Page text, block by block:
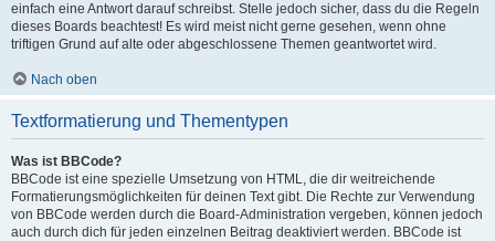
einfach eine Antwort darauf schreibst. Stelle jedoch sicher, dass du die Regeln
dieses Boards beachtest! Es wird meist nicht gerne gesehen, wenn ohne
triftigen Grund auf alte oder abgeschlossene Themen geantwortet wird.
Nach oben
Textformatierung und Thementypen
Was ist BBCode?
BBCode ist eine spezielle Umsetzung von HTML, die dir weitreichende
Formatierungsmöglichkeiten für deinen Text gibt. Die Rechte zur Verwendung
von BBCode werden durch die Board-Administration vergeben, können jedoch
auch durch dich für jeden einzelnen Beitrag deaktiviert werden. BBCode ist